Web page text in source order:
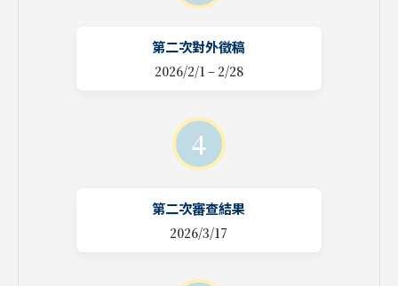
第二次對外徵稿
2026/2/1 – 2/28
4
第二次審查結果
2026/3/17